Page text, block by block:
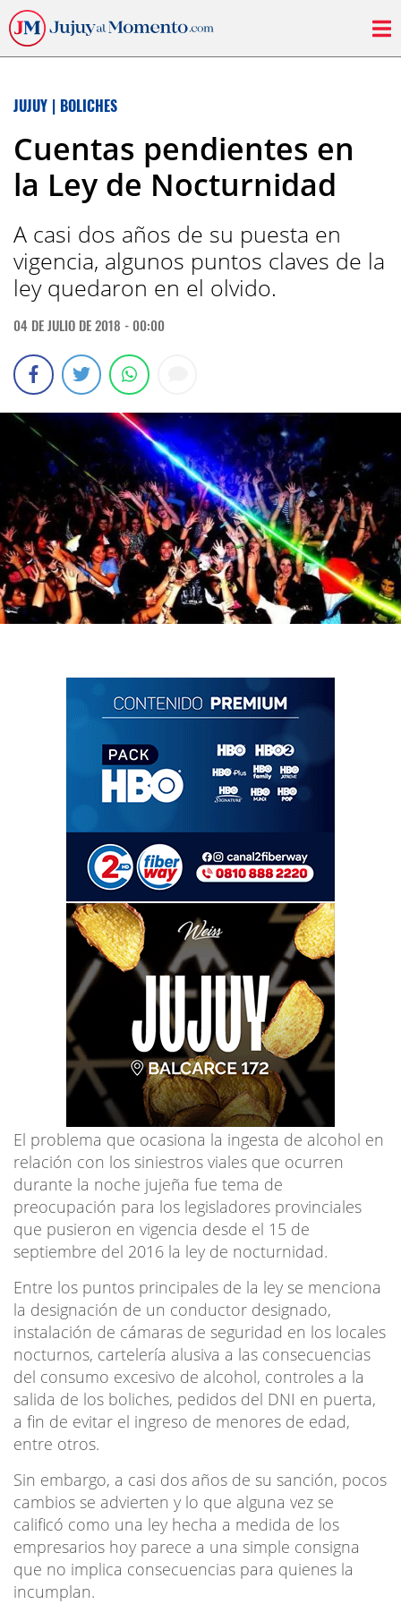
JUJUY | BOLICHES
Cuentas pendientes en
la Ley de Nocturnidad
A casi dos años de su puesta en
vigencia, algunos puntos claves de la
ley quedaron en el olvido.
04 DE JULIO DE 2018 - 00:00
El problema que ocasiona la ingesta de alcohol en
relación con los siniestros viales que ocurren
durante la noche jujeña fue tema de
preocupación para los legisladores provinciales
que pusieron en vigencia desde el 15 de
septiembre del 2016 la ley de nocturnidad.
Entre los puntos principales de la ley se menciona
la designación de un conductor designado,
instalación de cámaras de seguridad en los locales
nocturnos, cartelería alusiva a las consecuencias
del consumo excesivo de alcohol, controles a la
salida de los boliches, pedidos del DNI en puerta,
a fin de evitar el ingreso de menores de edad,
entre otros.
Sin embargo, a casi dos años de su sanción, pocos
cambios se advierten y lo que alguna vez se
calificó como una ley hecha a medida de los
empresarios hoy parece a una simple consigna
que no implica consecuencias para quienes la
incumplan.